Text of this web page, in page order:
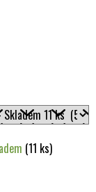
(11 ks)